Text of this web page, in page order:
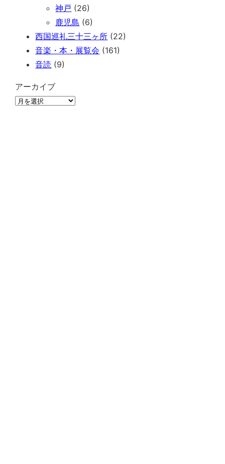
神戸 (26)
鹿児島 (6)
西国巡礼三十三ヶ所 (22)
音楽・本・展覧会 (161)
音読 (9)
アーカイブ